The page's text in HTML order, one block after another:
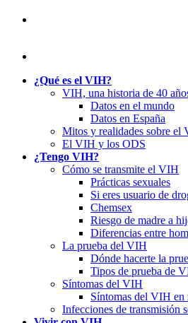
¿Qué es el VIH?
VIH, una historia de 40
Datos en el mundo
Datos en España
Mitos y realidades sobre el
El VIH y los ODS
¿Tengo VIH?
Cómo se transmite el VIH
Prácticas sexuales
Si eres usuario de
Chemsex
Riesgo de madre a
Diferencias entre
La prueba del VIH
Dónde hacerte la
Tipos de prueba de
Síntomas del VIH
Síntomas del VIH en
Infecciones de transmisión